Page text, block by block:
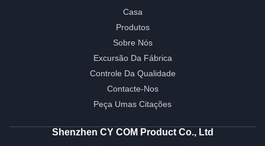
Casa
Produtos
Sobre Nós
Excursão Da Fábrica
Controle Da Qualidade
Contacte-Nos
Peça Umas Citações
Shenzhen CY COM Product Co., Ltd